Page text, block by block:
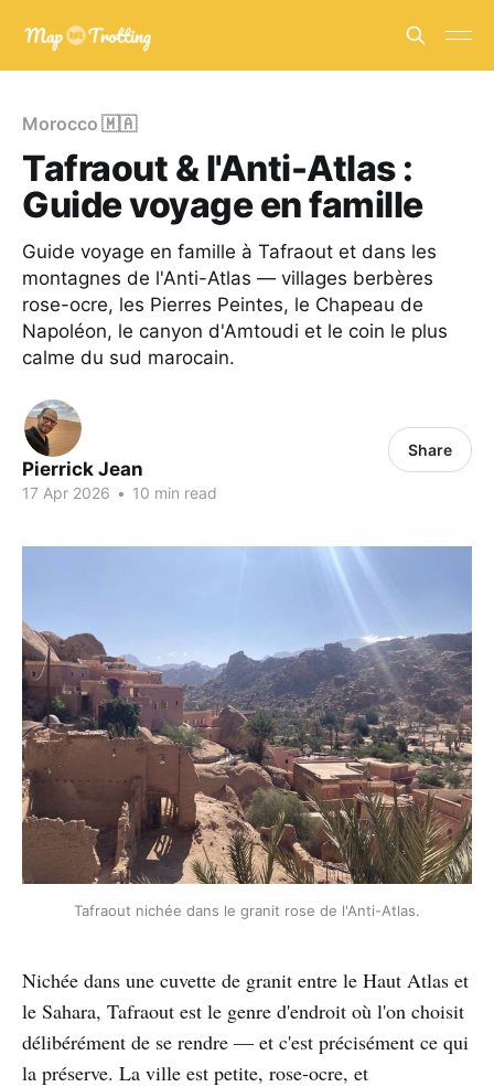
Morocco 🇲🇦
Tafraout & l'Anti-Atlas :
Guide voyage en famille
Guide voyage en famille à Tafraout et dans les
montagnes de l'Anti-Atlas — villages berbères
rose-ocre, les Pierres Peintes, le Chapeau de
Napoléon, le canyon d'Amtoudi et le coin le plus
calme du sud marocain.
Pierrick Jean
17 Apr 2026 • 10 min read
Share
Tafraout nichée dans le granit rose de l'Anti-Atlas.
Nichée dans une cuvette de granit entre le Haut Atlas et
le Sahara, Tafraout est le genre d'endroit où l'on choisit
délibérément de se rendre — et c'est précisément ce qui
la préserve. La ville est petite, rose-ocre, et